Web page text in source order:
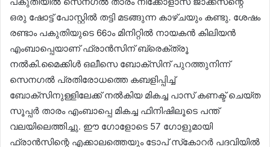
ഒരു ഷോട്ട് പോസ്റ്റിൽ തട്ടി മടങ്ങുന്ന കാഴ്ചയും കണ്ടു. ശേഷം
രണ്ടാം പകുതിയുടെ 66ാം മിനിറ്റിൽ നായകൻ കിലിയൻ
എംബാപ്പെയാണ് ഫ്രാൻസിന് ബ്രെക്ത്രൂ
നൽകി.മൈക്കിൾ ഒലീസെ ബോക്സിന് പുറത്തുനിന്ന്
സെനഗൽ പ്രതിരോധത്തെ കബളിപ്പിച്ച്
ബോക്സിനുള്ളിലേക്ക് നൽകിയ മികച്ച പാസ് കണക്ട് ചെയ്ത
സൂപ്പർ താരം എംബാപ്പെ മികച്ച ഫിനിഷിലൂടെ പന്ത്
വലയിലെത്തിച്ചു. ഈ ഗോളോടെ 57 ഗോളുമായി
ഫ്രാൻസിന്റെ എക്കാലത്തെയും ടോപ് സ്‌കോറർ പദവിയിൽ